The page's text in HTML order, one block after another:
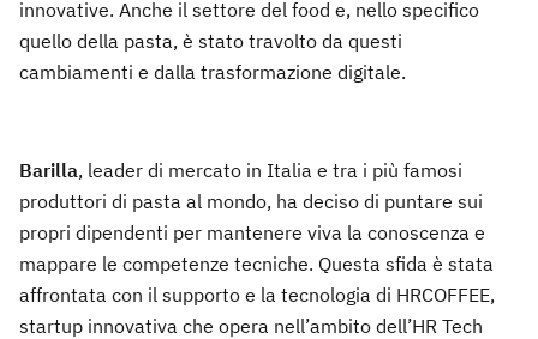
innovative. Anche il settore del food e, nello specifico
quello della pasta, è stato travolto da questi
cambiamenti e dalla trasformazione digitale.
Barilla, leader di mercato in Italia e tra i più famosi
produttori di pasta al mondo, ha deciso di puntare sui
propri dipendenti per mantenere viva la conoscenza e
mappare le competenze tecniche. Questa sfida è stata
affrontata con il supporto e la tecnologia di HRCOFFEE,
startup innovativa che opera nell’ambito dell’HR Tech